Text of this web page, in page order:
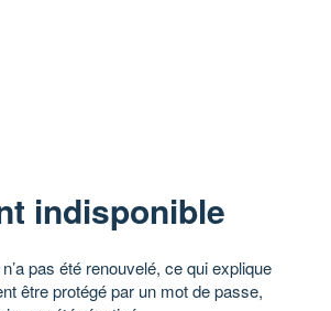
indisponible
pas été renouvelé, ce qui explique
être protégé par un mot de passe,